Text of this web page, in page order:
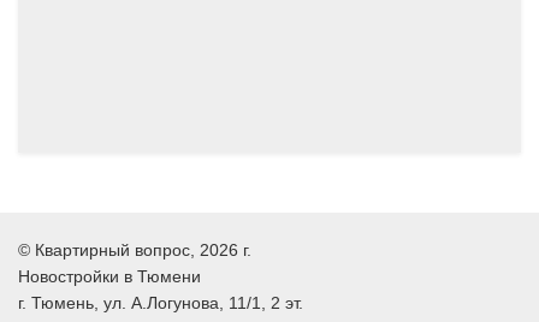
© Квартирный вопрос , 2026 г.
Новостройки в Тюмени
г. Тюмень , ул. А.Логунова, 11/1, 2 эт.